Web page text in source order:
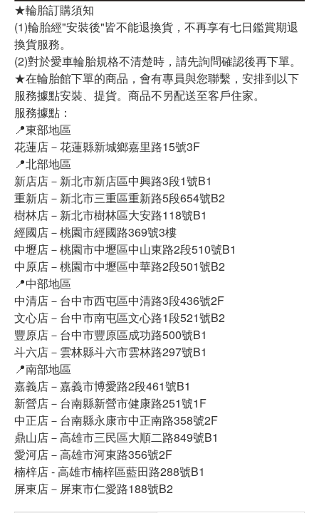
★輪胎訂購須知
(1)輪胎經"安裝後"皆不能退換貨，不再享有七日鑑賞期退
換貨服務。
(2)對於愛車輪胎規格不清楚時，請先詢問確認後再下單。
★在輪胎館下單的商品，會有專員與您聯繫，安排到以下
服務據點安裝、提貨。商品不另配送至客戶住家。
服務據點：
📍東部地區
花蓮店－花蓮縣新城鄉嘉里路15號3F
📍北部地區
新店店－新北市新店區中興路3段1號B1
重新店－新北市三重區重新路5段654號B2
樹林店－新北市樹林區大安路118號B1
經國店－桃園市經國路369號3樓
中壢店－桃園市中壢區中山東路2段510號B1
中原店－桃園市中壢區中華路2段501號B2
📍中部地區
中清店－台中市西屯區中清路3段436號2F
文心店－台中市南屯區文心路1段521號B2
豐原店－台中市豐原區成功路500號B1
斗六店－雲林縣斗六市雲林路297號B1
📍南部地區
嘉義店－嘉義市博愛路2段461號B1
新營店－台南縣新營市健康路251號1F
中正店－台南縣永康市中正南路358號2F
鼎山店－高雄市三民區大順二路849號B1
愛河店－高雄市河東路356號2F
楠梓店 - 高雄市楠梓區藍田路288號B1
屏東店－屏東市仁愛路188號B2